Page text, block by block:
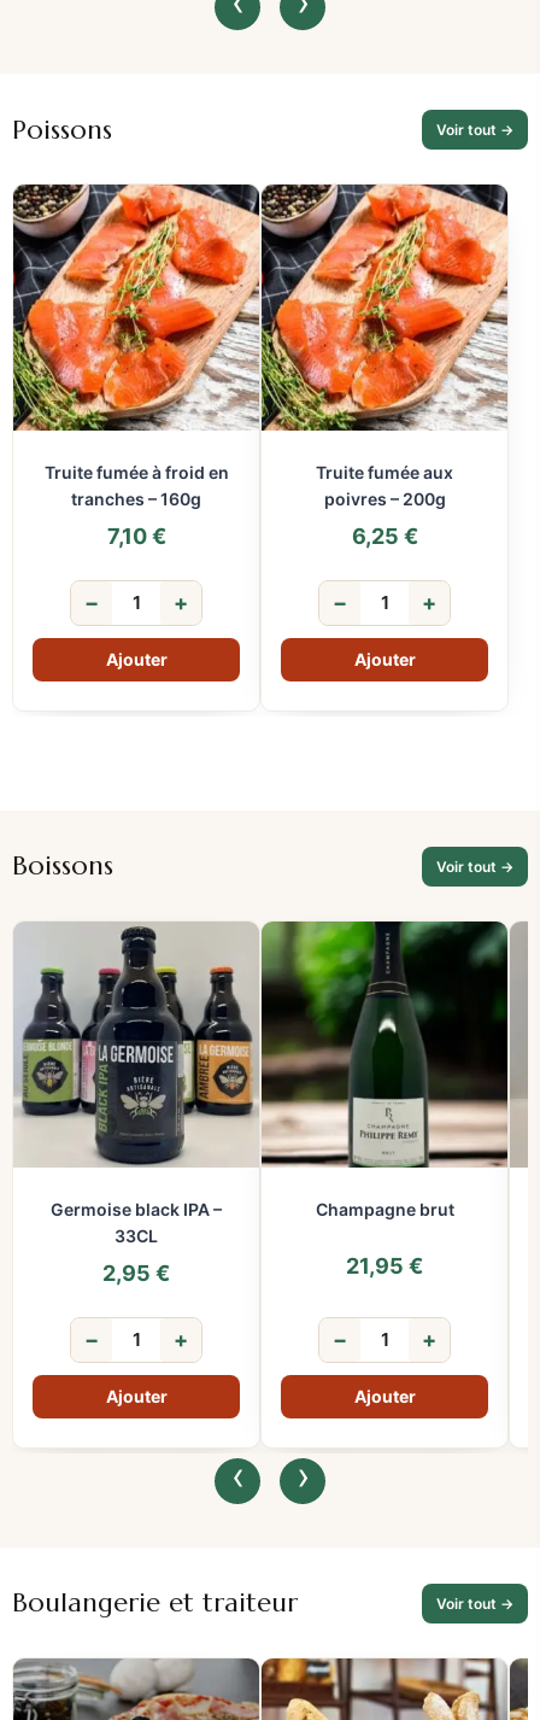
Poissons Voir tout →
Truite fumée à froid en
tranches – 160g
7,10€
− +
Truite fumée aux
poivres – 200g
6,25 €
− +
Boissons Voir tout →
Germoise black IPA –
33CL
2,95 €
− +
Champagne brut
21,95 €
− +
‹ ›
Boulangerie et traiteur Voir tout →